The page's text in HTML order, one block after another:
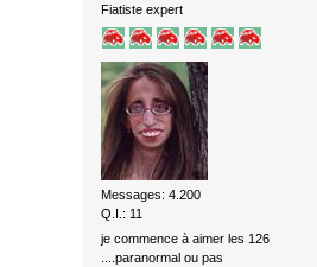
Fiatiste expert
Messages: 4.200
Q.I.: 11
je commence à aimer les 126
....paranormal ou pas